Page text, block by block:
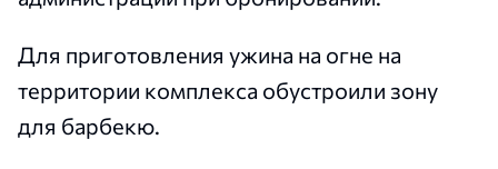
Для приготовления ужина на огне на
территории комплекса обустроили зону
для барбекю.